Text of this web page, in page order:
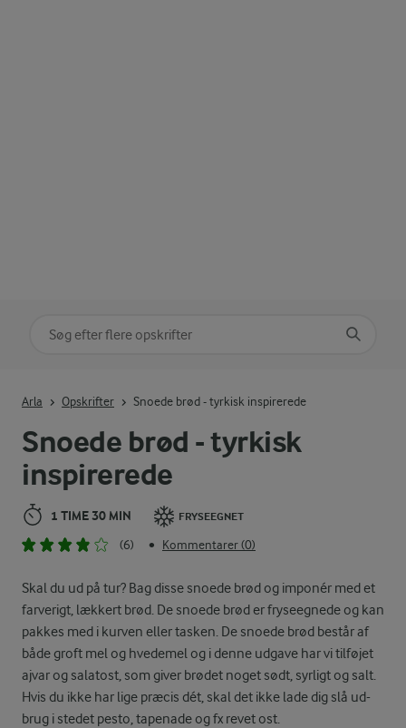
Snoede brød - tyrkisk
inspirerede
1 TIME 30 MIN FRYSEEGNET
(6) • Kommentarer (0)
Skal du ud på tur? Bag disse snoede brød og imponér med et
farverigt, lækkert brød. De snoede brød er fryseegnede og kan
pakkes med i kurven eller tasken. De snoede brød består af
både groft mel og hvedemel og i denne udgave har vi tilføjet
ajvar og salatost, som giver brødet noget sødt, syrligt og salt.
Hvis du ikke har lige præcis dét, skal det ikke lade dig slå ud-
brug i stedet pesto, tapenade og fx revet ost.
Arla Opskrifter Snoede brød - tyrkisk inspirerede
Søg på kategori